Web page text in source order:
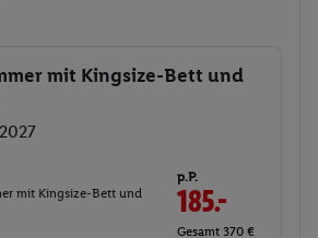
mit Kingsize-Bett und
mit Kingsize-Bett und
p.P.
185.-
Gesamt 370 €